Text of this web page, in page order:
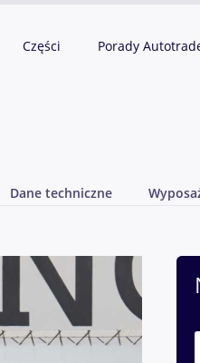
Części Porady
Dane techniczne